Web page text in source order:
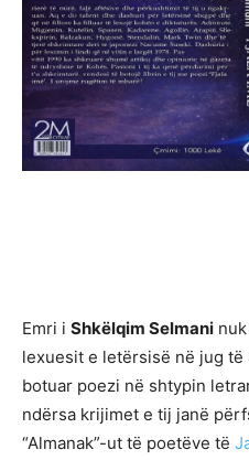
Emri i Shkëlqim Selmani
lexuesit e letërsisë në jug
botuar poezi në shtypin
ndërsa krijimet e tij janë
“Almanak”-ut të poetëve të